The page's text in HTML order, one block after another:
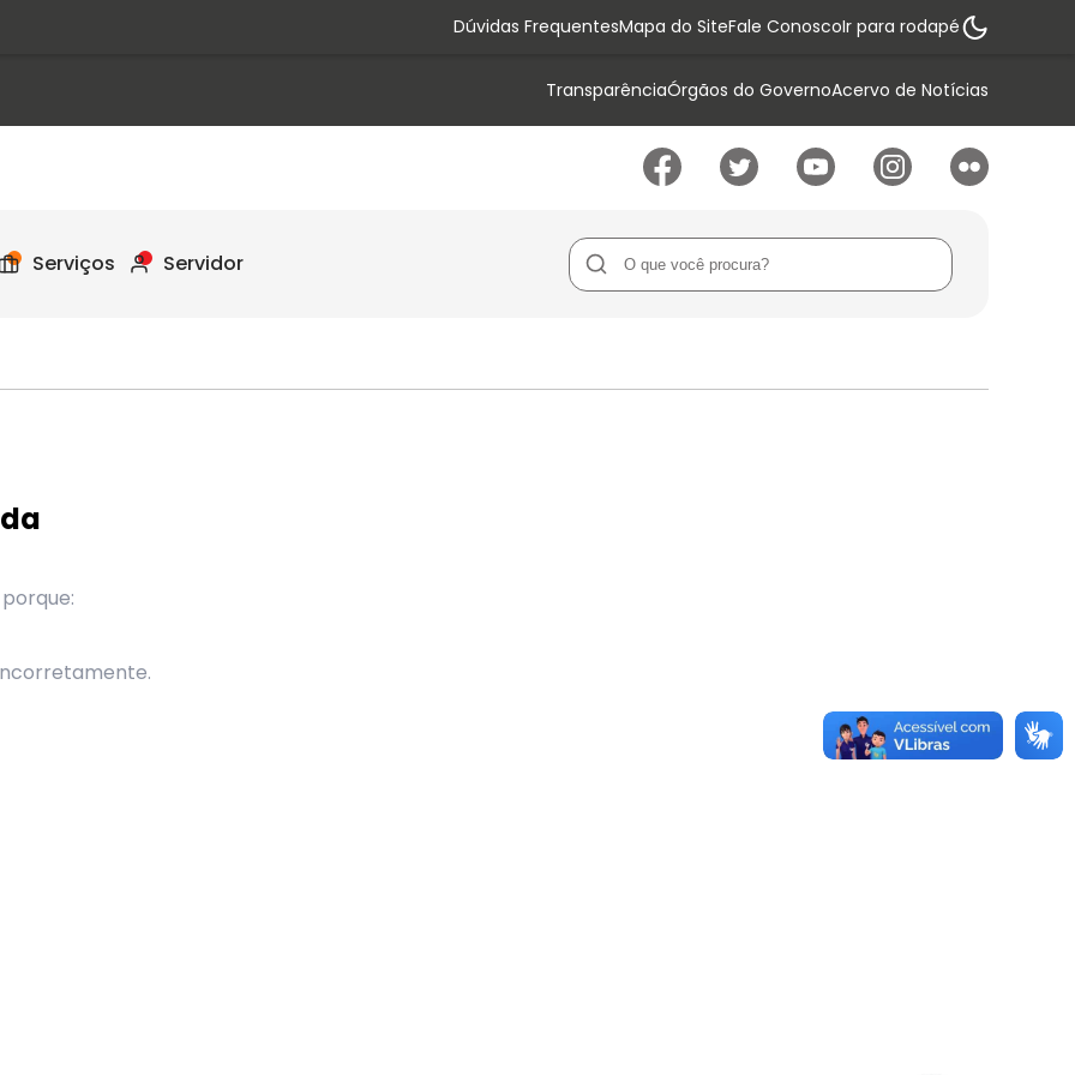
Dúvidas FrequentesMapa do SiteFale ConoscoIr para rodapé
TransparênciaÓrgãos do GovernoAcervo de Notícias
Serviços Servidor